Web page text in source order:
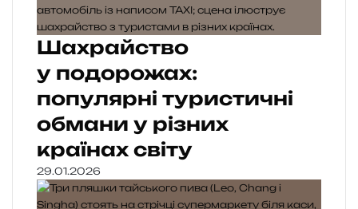
Шахрайство
у подорожах:
популярні туристичні
обмани у різних
країнах світу
29.01.2026